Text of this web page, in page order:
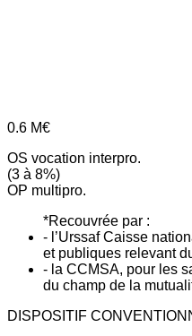
0.6 M€
OS vocation interpro.
(3 à 8%)
OP multipro.
*Recouvrée par :
- l’Urssaf Caisse
et publiques relevant
- la CCMSA, pour les
du champ de la
DISPOSITIF